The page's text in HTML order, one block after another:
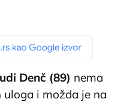
Denč (89) nema
i možda je na